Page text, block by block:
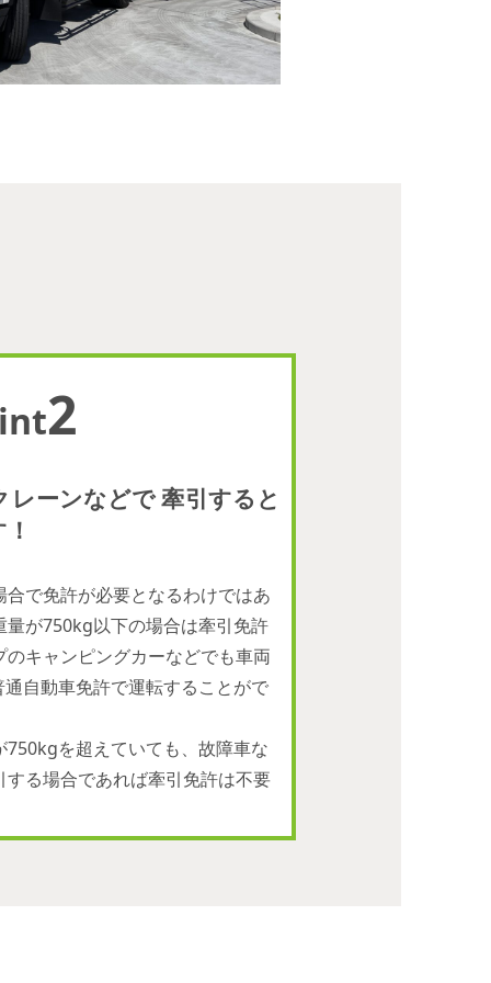
2
ーンなどで 牽引すると
で免許が必要となるわけではあ
が750kg以下の場合は牽引免許
キャンピングカーなどでも車両
自動車免許で運転することがで
を超えていても、故障車な
る場合であれば牽引免許は不要